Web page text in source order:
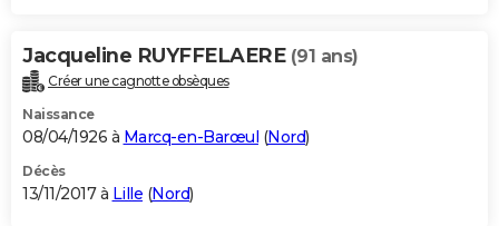
Jacqueline RUYFFELAERE (91 ans)
Créer une cagnotte obsèques
Naissance
08/04/1926 à Marcq-en-Barœul (Nord)
Décès
13/11/2017 à Lille (Nord)